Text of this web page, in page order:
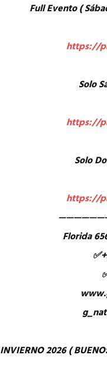
Full Evento (
https://
Solo
https://
Solo
https://
Florida
INVIERNO 2026 (